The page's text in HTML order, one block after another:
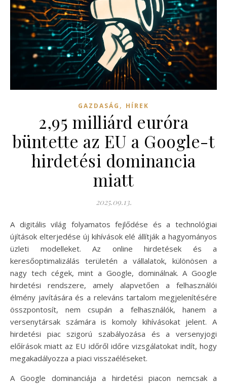
GAZDASÁG , HÍREK
2,95 milliárd euróra
büntette az EU a Google-t
hirdetési dominancia
miatt
2025.09.13.
A digitális világ folyamatos fejlődése és a technológiai
újítások elterjedése új kihívások elé állítják a hagyományos
üzleti modelleket. Az online hirdetések és a
keresőoptimalizálás területén a vállalatok, különösen a
nagy tech cégek, mint a Google, dominálnak. A Google
hirdetési rendszere, amely alapvetően a felhasználói
élmény javítására és a releváns tartalom megjelenítésére
összpontosít, nem csupán a felhasználók, hanem a
versenytársak számára is komoly kihívásokat jelent. A
hirdetési piac szigorú szabályozása és a versenyjogi
előírások miatt az EU időről időre vizsgálatokat indít, hogy
megakadályozza a piaci visszaéléseket.
A Google dominanciája a hirdetési piacon nemcsak a